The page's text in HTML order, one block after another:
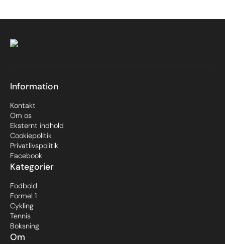
Om
Kategorier
Fodbold
Formel 1
Cykling
Tennis
Boksning
Information
Kontakt
Om os
Eksternt indhold
Cookiepolitik
Privatlivspolitik
Facebook